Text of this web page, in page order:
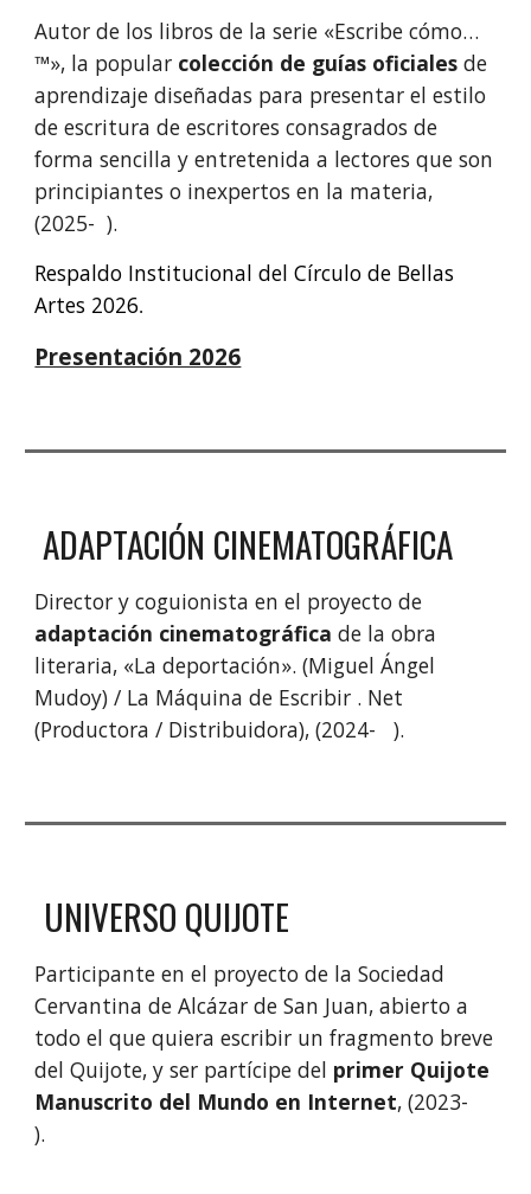
Autor de los libros de la serie «Escribe cómo…
™», la popular colección de guías oficiales de
aprendizaje diseñadas para presentar el estilo
de escritura de escritores consagrados de
forma sencilla y entretenida a lectores que son
principiantes o inexpertos en la materia,
(2025- ).
Respaldo Institucional del Círculo de Bellas
Artes 2026.
Presentación 2026
ADAPTACIÓN CINEMATOGRÁFICA
Director y coguionista en el proyecto de
adaptación cinematográfica de la obra
literaria, «La deportación». (Miguel Ángel
Mudoy) / La Máquina de Escribir . Net
(Productora / Distribuidora), (2024-
).
UNIVERSO QUIJOTE
Participante en el proyecto de la Sociedad
Cervantina de Alcázar de San Juan, abierto a
todo el que quiera escribir un fragmento breve
del Quijote, y ser partícipe del primer Quijote
Manuscrito del Mundo en Internet, (2023-
).